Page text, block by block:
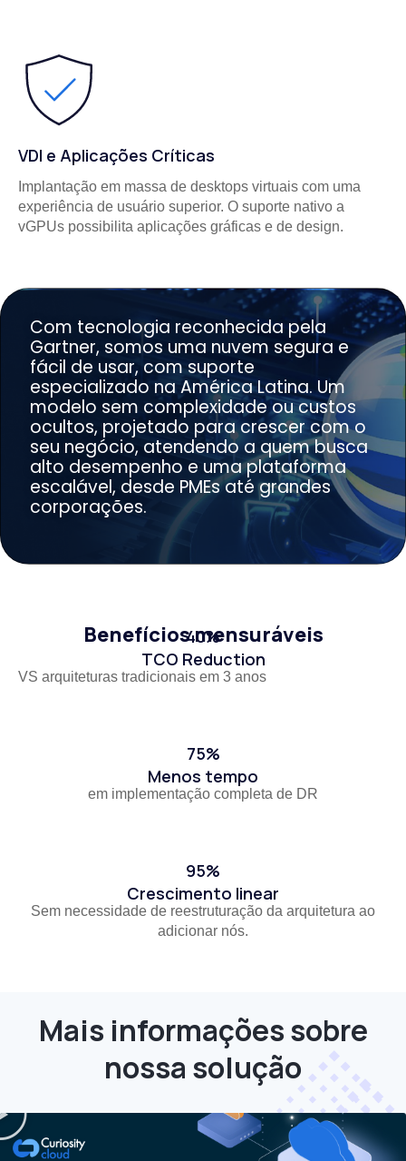
VDI e Aplicações Críticas
Implantação em massa de desktops virtuais com uma
experiência de usuário superior. O suporte nativo a
vGPUs possibilita aplicações gráficas e de design.
Com tecnologia reconhecida pela
Gartner, somos uma nuvem segura e
fácil de usar, com suporte
especializado na América Latina. Um
modelo sem complexidade ou custos
ocultos, projetado para crescer com o
seu negócio, atendendo a quem busca
alto desempenho e uma plataforma
escalável, desde PMEs até grandes
corporações.
Benefícios mensuráveis
40%
TCO Reduction
VS arquiteturas tradicionais em 3 anos
75%
Menos tempo
em implementação completa de DR
95%
Crescimento linear
Sem necessidade de reestruturação da arquitetura ao
adicionar nós.
Mais informações sobre
nossa solução